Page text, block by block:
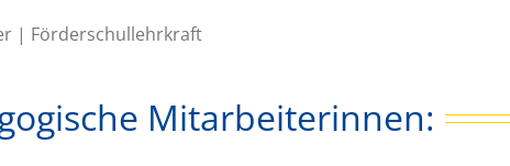
| Förderschullehrkraft
Mitarbeiterinnen: